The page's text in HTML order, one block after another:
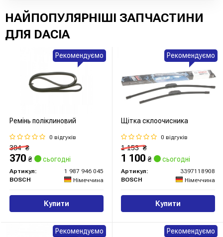
НАЙПОПУЛЯРНІШІ ЗАПЧАСТИНИ
ДЛЯ DACIA
Ремінь поліклиновий
0 відгуків
384₴
370 ₴ сьогодні
Артикул:
1 987 946 045
BOSCH
Німеччина
Купити
Рекомендуємо
Щітка склоочисника
0 відгуків
1 153₴
1 100 ₴ сьогодні
Артикул:
3397118908
BOSCH
Німеччина
Купити
Рекомендуємо
Рекомендуємо Рекомендуємо